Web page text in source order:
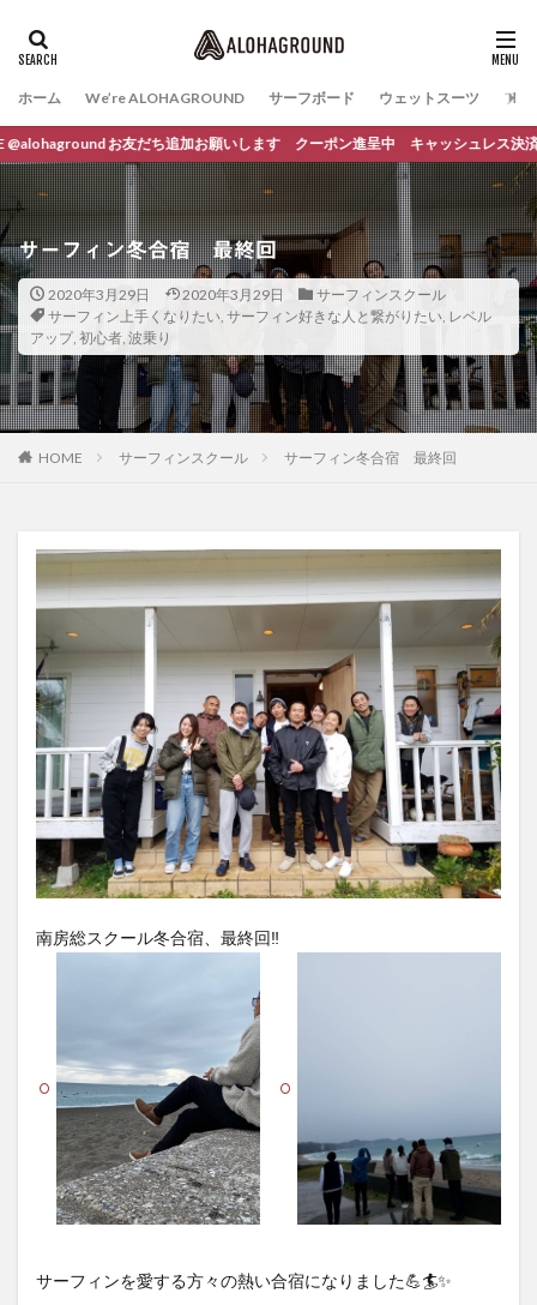
ホーム We’re ALOHAGROUND サーフボード ウェットスーツ ファ
追加お願いします クーポン進呈中 キャッシュレス決済ご利用可能です
サーフィン冬合宿 最終回
2020年3月29日 2020年3月29日
サーフィンスクール
サーフィン上手くなりたい, サーフィン好きな人と繋がりたい, レベル
アップ, 初心者, 波乗り
HOME サーフィンスクール サーフィン冬合宿 最終回
南房総スクール冬合宿、最終回‼️
サーフィンを愛する方々の熱い合宿になりました💪🏄✨